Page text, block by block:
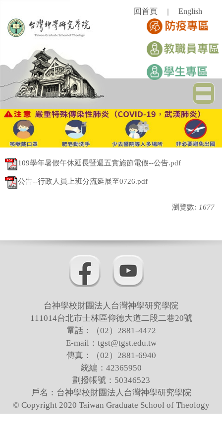
主
區
回首頁 English
109學年暑假午休延長暨週五實施節電假--公告.pdf
公告--行政人員上班分流延展至0726.pdf
瀏覽數: 1677
台神學校財團法人台灣神學研究學院
111014台北市士林區仰德大道二段二巷20號
電話：（02）2881-4472
E-mail：tgst@tgst.edu.tw
傳真：（02）2881-6940
統編：42365950
劃撥帳號：50346523
戶名：台神學校財團法人台灣神學研究學院
© Copyright 2020 Taiwan Graduate School of Theology